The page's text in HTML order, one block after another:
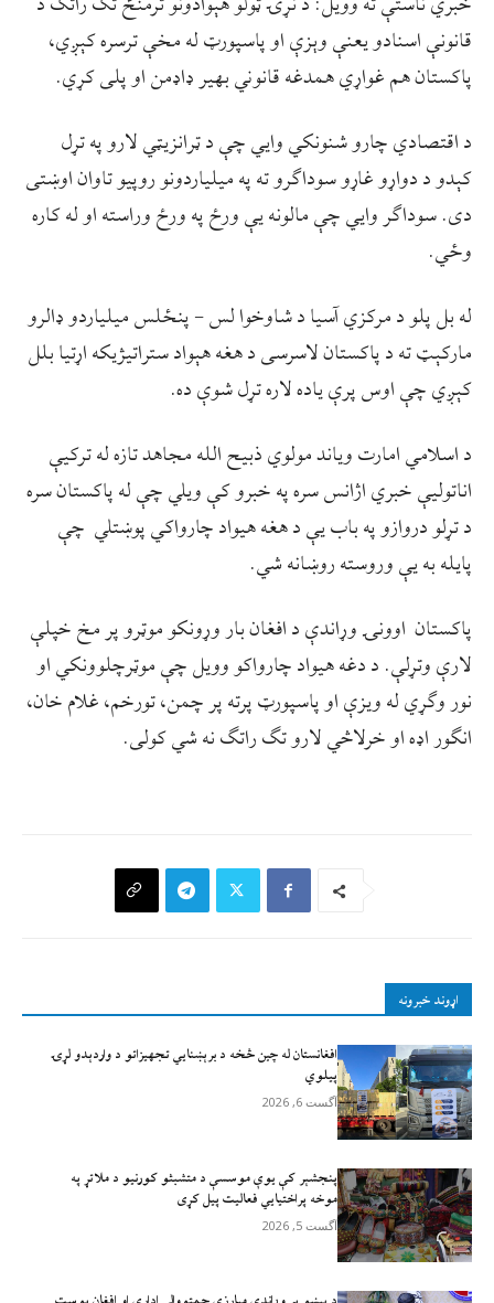
قانونې اسنادو یعنې وېزې او پاسپورټ له مخې ترسره کېږي،
پاکستان هم غواړي همدغه قانوني بهیر ډاډمن او پلی کړي.
د اقتصادي چارو شنونکي وایي چې د ټرانزیټي لارو په تړل
کېدو د دواړو غاړو سوداګرو ته په میلیاردونو روپیو تاوان اوښتی
دی. سوداګر وایي چې مالونه یې ورځ په ورځ وراسته او له کاره
وځي.
له بل پلو د مرکزي آسیا د شاوخوا لس – پنځلس میلیاردو ډالرو
مارکېټ ته د پاکستان لاسرسی د هغه هېواد ستراتیژیکه اړتیا بلل
کېږي چې اوس پرې یاده لاره تړل شوې ده.
د اسلامي امارت ویاند مولوي ذبیح الله مجاهد تازه له ترکیې
اناتولیې خبري اژانس سره په خبرو کې ویلي چې له پاکستان سره
د تړلو دروازو په باب یې د هغه هیواد چارواکي پوښتلي چې
پایله به یې وروسته روښانه شي.
پاکستان اوونۍ وړاندې د افغان بار وړونکو موټرو پر مخ خپلې
لارې وتړلې. د دغه هیواد چارواکو وویل چې موټرچلوونکي او
نور وګړي له ویزې او پاسپورټ پرته پر چمن، تورخم، غلام خان،
انګور اډه او خرلاڅي لارو تګ راتګ نه شي کولی.
اړوند خبرونه
افغانستان له چين څخه د برېښنايي تجهيزاتو د واردېدو لړۍ
پيلوي
آگست 6, 2026
پنجشېر کې یوې موسسې د متشبثو کورنیو د ملاتړ په
موخه پراختیايي فعالیت پیل کړی
آگست 5, 2026